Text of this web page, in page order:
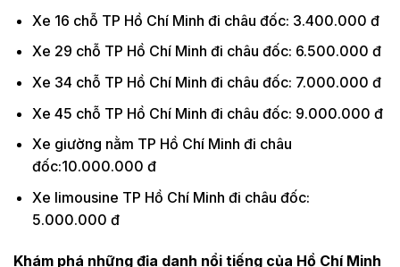
Xe 16 chỗ TP Hồ Chí Minh đi châu đốc: 3.400.000 đ
Xe 29 chỗ TP Hồ Chí Minh đi châu đốc: 6.500.000 đ
Xe 34 chỗ TP Hồ Chí Minh đi châu đốc: 7.000.000 đ
Xe 45 chỗ TP Hồ Chí Minh đi châu đốc: 9.000.000 đ
Xe giường nằm TP Hồ Chí Minh đi châu
đốc:10.000.000 đ
Xe limousine TP Hồ Chí Minh đi châu đốc:
5.000.000 đ
Khám phá những địa danh nổi tiếng của Hồ Chí Minh